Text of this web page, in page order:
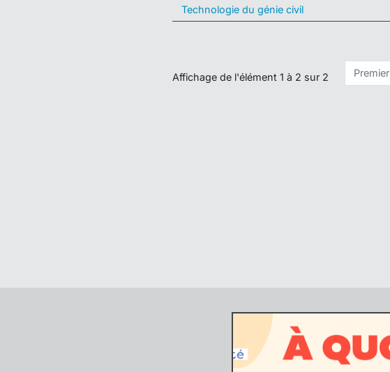
Technologie du génie civil
Affichage de l'élément 1 à 2 sur 2 Premier